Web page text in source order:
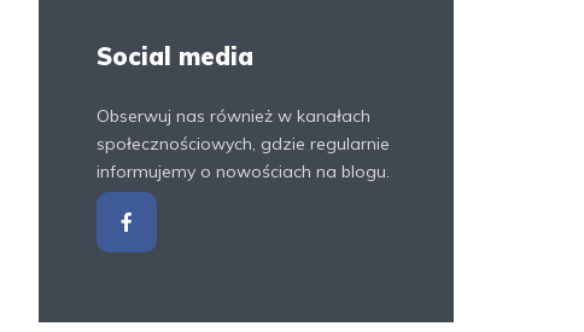
Social media
Obserwuj nas również w kanałach
społecznościowych, gdzie regularnie
informujemy o nowościach na blogu.